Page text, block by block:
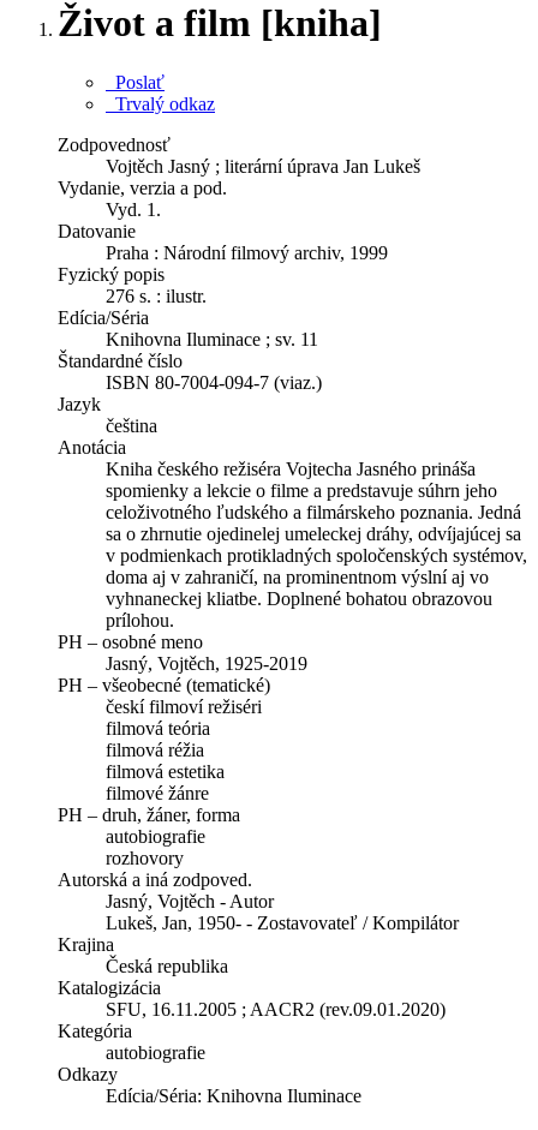
Život a film [kniha]
Poslať
Trvalý odkaz
Zodpovednosť
Vojtěch Jasný ; literární úprava Jan Lukeš
Vydanie, verzia a pod.
Vyd. 1.
Datovanie
Praha : Národní filmový archiv, 1999
Fyzický popis
276 s. : ilustr.
Edícia/Séria
Knihovna Iluminace ; sv. 11
Štandardné číslo
ISBN 80-7004-094-7 (viaz.)
Jazyk
čeština
Anotácia
Kniha českého režiséra Vojtecha Jasného prináša
spomienky a lekcie o filme a predstavuje súhrn jeho
celoživotného ľudského a filmárskeho poznania. Jedná
sa o zhrnutie ojedinelej umeleckej dráhy, odvíjajúcej sa
v podmienkach protikladných spoločenských systémov,
doma aj v zahraničí, na prominentnom výslní aj vo
vyhnaneckej kliatbe. Doplnené bohatou obrazovou
prílohou.
PH – osobné meno
Jasný, Vojtěch, 1925-2019
PH – všeobecné (tematické)
českí filmoví režiséri
filmová teória
filmová réžia
filmová estetika
filmové žánre
PH – druh, žáner, forma
autobiografie
rozhovory
Autorská a iná zodpoved.
Jasný, Vojtěch - Autor
Lukeš, Jan, 1950- - Zostavovateľ / Kompilátor
Krajina
Česká republika
Katalogizácia
SFU, 16.11.2005 ; AACR2 (rev.09.01.2020)
Kategória
autobiografie
Odkazy
Edícia/Séria: Knihovna Iluminace